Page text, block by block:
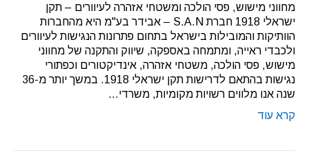
מחווני מישוש, פסי הולכה ומשטחי אזהרה לעיוורים – תקן
ישראלי 1918 חברת S.A.N – אבידר בע"מ היא מהחברות
הוותיקות והמובילות בישראל בתחום פתרונות הנגישות לעיוורים
ולכבדי ראייה, ומתמחה באספקה, שיווק והתקנה של מחווני
מישוש, פסי הולכה, משטחי אזהרה, אינדיקטורים וכפתורי
נגישות בהתאם לדרישות תקן ישראלי 1918. במשך יותר מ-36
שנה אנו מלווים רשויות מקומיות, משרדי…
קרא עוד